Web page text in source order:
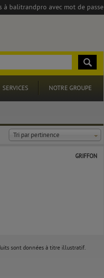
à balitrandpro avec mot de passe
SERVICES NOTRE GROUPE
Tri par pertinence
GRIFFON
sont données à titre illustratif.